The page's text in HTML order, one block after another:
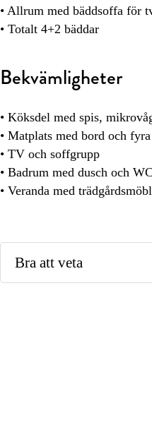
• Allrum med bäddsoffa för
• Totalt 4+2 bäddar
Bekvämligheter
• Köksdel med spis,
• Matplats med bord och
• TV och soffgrupp
• Badrum med dusch och WC
• Veranda med
Bra att veta